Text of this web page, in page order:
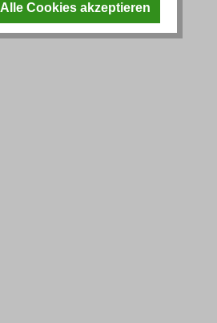
Alle Cookies akzeptieren